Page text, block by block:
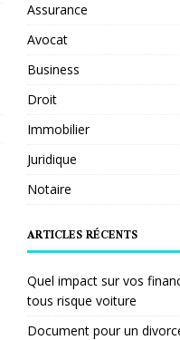
Assurance
Avocat
Business
Droit
Immobilier
Juridique
Notaire
ARTICLES RÉCENTS
Quel impact sur vos
tous risque voiture
Document pour un